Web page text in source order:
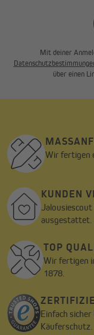
Mit deiner
über einen
Wir fertigen
KUNDEN
ausgestattet.
TOP
Wir fertigen
1878.
Einfach
Käuferschutz.